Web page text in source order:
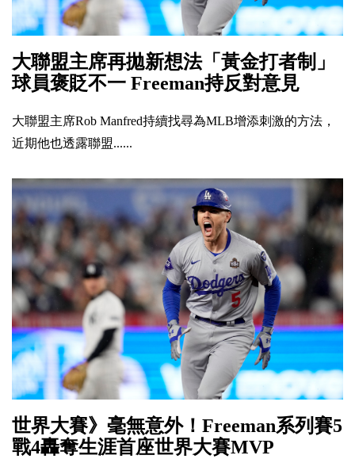
大聯盟主席再拋新想法「黃金打者制」
球員褒貶不一 Freeman持反對意見
大聯盟主席Rob Manfred持續找尋為MLB增添刺激的方法，
近期他也透露聯盟......
世界大賽》毫無意外！Freeman系列賽5
戰4轟奪生涯首座世界大賽MVP